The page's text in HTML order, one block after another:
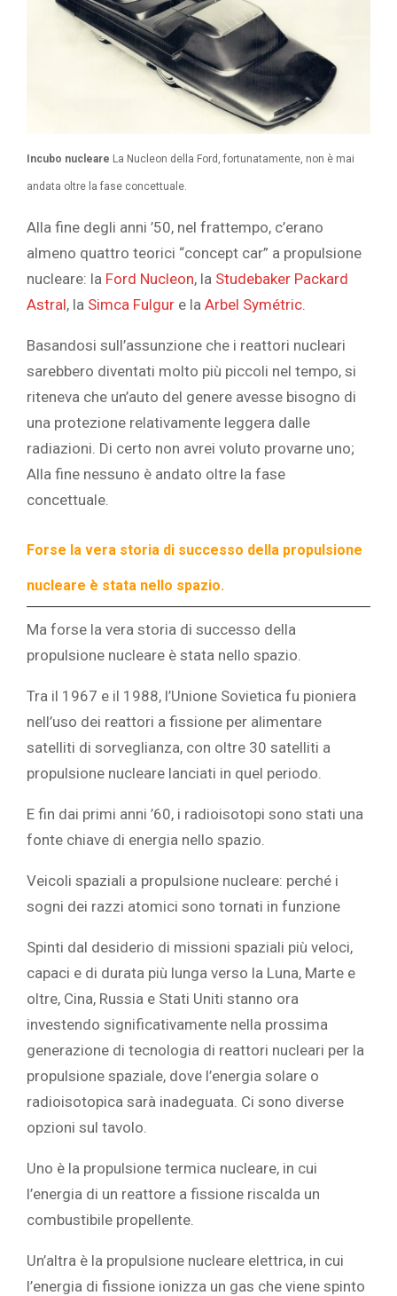
Incubo nucleare La Nucleon della Ford, fortunatamente, non è mai
andata oltre la fase concettuale.
Alla fine degli anni ’50, nel frattempo, c’erano
almeno quattro teorici “concept car” a propulsione
nucleare: la Ford Nucleon, la Studebaker Packard
Astral, la Simca Fulgur e la Arbel Symétric
Basandosi sull’assunzione che i reattori nucleari
sarebbero diventati molto più piccoli nel tempo, si
riteneva che un’auto del genere avesse bisogno di
una protezione relativamente leggera dalle
radiazioni. Di certo non avrei voluto provarne uno;
Alla fine nessuno è andato oltre la fase
concettuale.
Forse la vera storia di successo della propulsione
nucleare è stata nello spazio.
Ma forse la vera storia di successo della
propulsione nucleare è stata nello spazio.
Tra il 1967 e il 1988, l’Unione Sovietica fu pioniera
nell’uso dei reattori a fissione per alimentare
satelliti di sorveglianza, con oltre 30 satelliti a
propulsione nucleare lanciati in quel periodo.
E fin dai primi anni ’60, i radioisotopi sono stati una
fonte chiave di energia nello spazio.
Veicoli spaziali a propulsione nucleare: perché i
sogni dei razzi atomici sono tornati in funzione
Spinti dal desiderio di missioni spaziali più veloci,
capaci e di durata più lunga verso la Luna, Marte e
oltre, Cina, Russia e Stati Uniti stanno ora
investendo significativamente nella prossima
generazione di tecnologia di reattori nucleari per la
propulsione spaziale, dove l’energia solare o
radioisotopica sarà inadeguata. Ci sono diverse
opzioni sul tavolo.
Uno è la propulsione termica nucleare, in cui
l’energia di un reattore a fissione riscalda un
combustibile propellente.
Un’altra è la propulsione nucleare elettrica, in cui
l’energia di fissione ionizza un gas che viene spinto